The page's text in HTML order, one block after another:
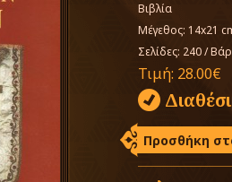
Βιβλία
Μέγεθος: 14x21
Σελίδες: 240/
Τιμή: 28.00€
Προσθήκη